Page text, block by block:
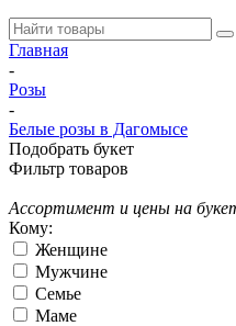
Главная
-
Розы
-
Белые розы в Дагомысе
Подобрать букет
Фильтр товаров
Ассортимент и цены на
Кому:
Женщине
Мужчине
Семье
Маме